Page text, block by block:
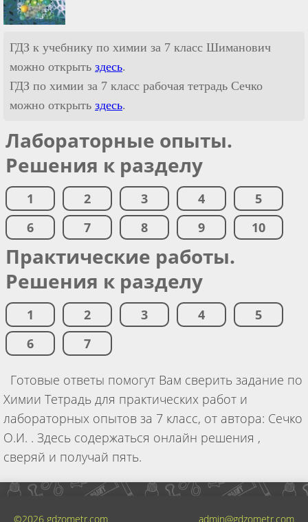
ГДЗ к учебнику по химии за 7 класс Шиманович
можно открыть здесь.
ГДЗ по химии за 7 класс рабочая тетрадь Сечко
можно открыть здесь.
Лабораторные опыты.
Решения к разделу
1 2 3 4
5
6
7 8 9 10
Практические работы.
Решения к разделу
1 2 3 4
5
6
7
Готовые ответы помогут Вам сверить задание по
Химии Тетрадь для практических работ и
лабораторных опытов за 7 класс, от автора: Сечко
О.И. . Здесь содержаться онлайн решения ,
сверяй и получай пять.
©2026 gdzometr.com admin@gdzometr.com